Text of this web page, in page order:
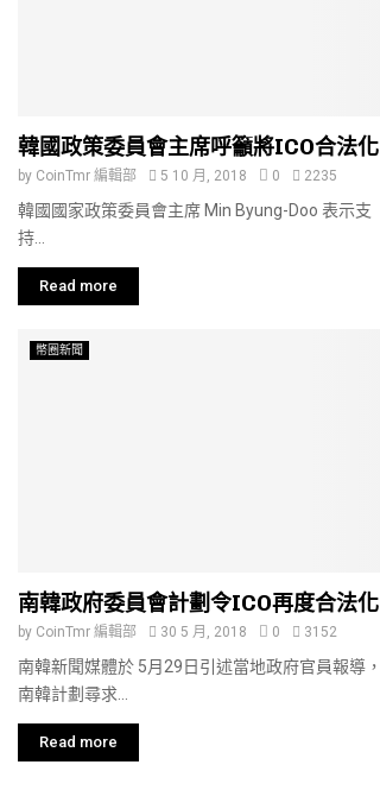
韓國政策委員會主席呼籲將ICO合法化
by CoinTmr 編輯部 5 10 月, 2018 0 2235
韓國國家政策委員會主席 Min Byung-Doo 表示支
持...
Read more
幣圈新聞
南韓政府委員會計劃令ICO再度合法化
by CoinTmr 編輯部 30 5 月, 2018 0 3152
南韓新聞媒體於 5月29日引述當地政府官員報導，
南韓計劃尋求...
Read more